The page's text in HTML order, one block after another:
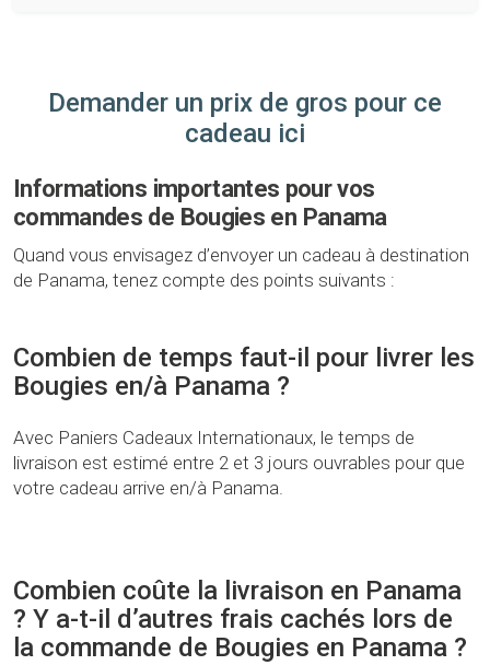
Demander un prix de gros pour ce
cadeau ici
Informations importantes pour vos
commandes de Bougies en Panama
Quand vous envisagez d’envoyer un cadeau à destination
de Panama, tenez compte des points suivants :
Combien de temps faut-il pour livrer les
Bougies en/à Panama ?
Avec Paniers Cadeaux Internationaux, le temps de
livraison est estimé entre 2 et 3 jours ouvrables pour que
votre cadeau arrive en/à Panama.
Combien coûte la livraison en Panama
? Y a-t-il d’autres frais cachés lors de
la commande de Bougies en Panama ?